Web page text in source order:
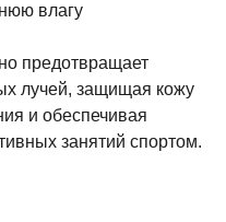
влагу
предотвращает
лучей, защищая кожу
и обеспечивая
занятий спортом.